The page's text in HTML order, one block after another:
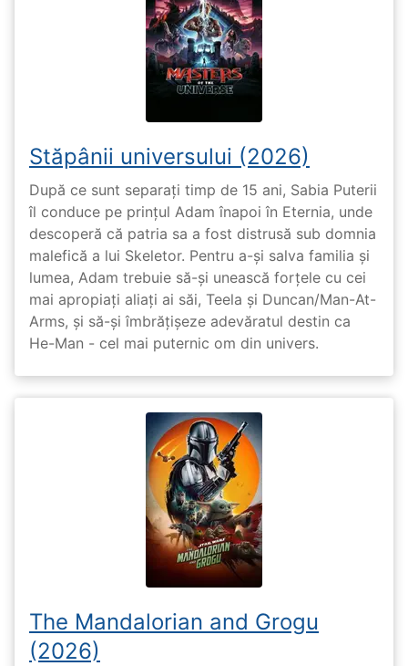
Stăpânii universului (2026)
După ce sunt separați timp de 15 ani, Sabia Puterii
îl conduce pe prințul Adam înapoi în Eternia, unde
descoperă că patria sa a fost distrusă sub domnia
malefică a lui Skeletor. Pentru a-și salva familia și
lumea, Adam trebuie să-și unească forțele cu cei
mai apropiați aliați ai săi, Teela și Duncan/Man-At-
Arms, și să-și îmbrățișeze adevăratul destin ca
He-Man - cel mai puternic om din univers.
The Mandalorian and Grogu
(2026)